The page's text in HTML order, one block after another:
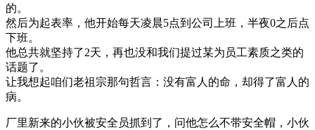
的。
然后为起表率，他开始每天凌晨5点到公司上班，半夜0之后点
下班。
他总共就坚持了2天，再也没和我们提过某为员工素质之类的
话题了。
让我想起咱们老祖宗那句哲言：没有富人的命，却得了富人的
病。
厂里新来的小伙被安全员抓到了，问他怎么不带安全帽，小伙